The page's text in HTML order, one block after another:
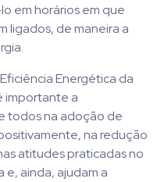
em horários em que
ligados, de maneira a
Energética da
importante a
todos na adoção de
na redução
atitudes praticadas no
ainda, ajudam a